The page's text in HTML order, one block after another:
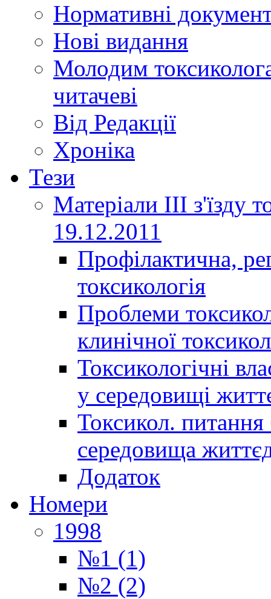
Нормативні
Нові видання
Молодим
читачеві
Від Редакції
Хроніка
Тези
Матеріали ІІІ з'їзду
19.12.2011
Профілактична,
токсикологія
Проблеми
клинічної
Токсикологічні
у середовищі
Токсикол. питання
середовища
Додаток
Номери
1998
№1 (1)
№2 (2)